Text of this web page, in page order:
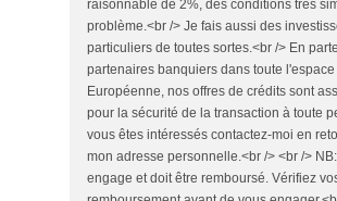
raisonnable de 2%, des conditions très
problème.<br /> Je fais aussi des
particuliers de toutes sortes.<br /> En
partenaires banquiers dans toute
Européenne, nos offres de crédits sont
pour la sécurité de la transaction à toute
vous êtes intéressés contactez-moi en
mon adresse personnelle.<br /> <br />
engage et doit être remboursé. Vérifiez